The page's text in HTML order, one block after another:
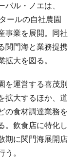
ル・ノエは、
ールの自社農園
事業を展開。同社
関門海と業務提携
大を図る。
を運営する喜茂別
拡大するほか、道
の食材調達業務を
。飲食店に特化し
期に関門海展開店
。